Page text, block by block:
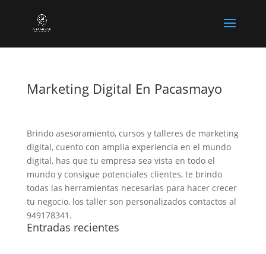
Marketing Digital En Pacasmayo
Brindo asesoramiento, cursos y talleres de marketing
digital, cuento con amplia experiencia en el mundo
digital, has que tu empresa sea vista en todo el
mundo y consigue potenciales clientes, te brindo
todas las herramientas necesarias para hacer crecer
tu negocio, los taller son personalizados contactos al
949178341.
Entradas recientes